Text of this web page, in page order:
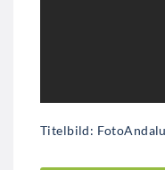
Titelbild: